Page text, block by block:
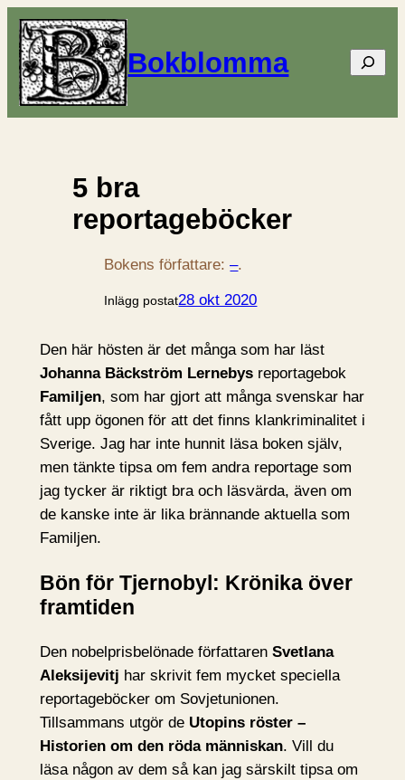
Bokblomma Sök
5 bra
reportageböcker
Bokens författare:–.
Inlägg postat28 okt 2020
Den här hösten är det många som har läst
Johanna Bäckström Lernebysreportagebok
Familjen, som har gjort att många svenskar har
fått upp ögonen för att det finns klankriminalitet i
Sverige. Jag har inte hunnit läsa boken själv,
men tänkte tipsa om fem andra reportage som
jag tycker är riktigt bra och läsvärda, även om
de kanske inte är lika brännande aktuella som
Familjen.
Bön för Tjernobyl: Krönika över
framtiden
Den nobelprisbelönade författaren Svetlana
Aleksijevitj har skrivit fem mycket speciella
reportageböcker om Sovjetunionen.
Tillsammans utgör de Utopins röster –
Historien om den röda människan. Vill du
läsa någon av dem så kan jag särskilt tipsa om